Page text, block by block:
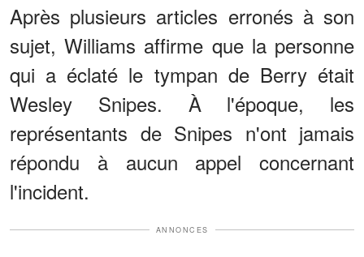
Après plusieurs articles erronés à son
sujet, Williams affirme que la personne
qui a éclaté le tympan de Berry était
Wesley Snipes. À l'époque, les
représentants de Snipes n'ont jamais
répondu à aucun appel concernant
l'incident.
ANNONCES